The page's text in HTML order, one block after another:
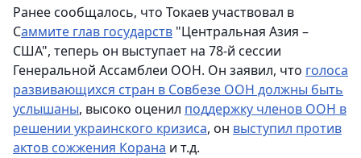
Ранее сообщалось, что Токаев участвовал в
Саммите глав государств "Центральная Азия –
США", теперь он выступает на 78-й сессии
Генеральной Ассамблеи ООН. Он заявил, что голоса
развивающихся стран в Совбезе ООН должны быть
услышаны, высоко оценил поддержку членов ООН в
решении украинского кризиса, он выступил против
актов сожжения Корана и т.д.